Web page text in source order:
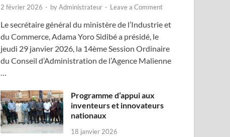
2 février 2026 - byAdministrateur - Leave a Comment
Le secrétaire général du ministère de l’Industrie et
du Commerce, Adama Yoro Sidibé a présidé, le
jeudi 29 janvier 2026, la 14ème Session Ordinaire
du Conseil d’Administration de l’Agence Malienne
…
Programme d’appui aux
inventeurs et innovateurs
nationaux
18 janvier 2026